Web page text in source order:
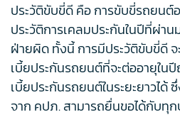
ประวัติขับขี่ดี คือ การขับขี่รถยนต์
ประวัติการเคลมประกันในปีที่ผ่าน
ฝ่ายผิด ทั้งนี้ การมีประวัติขับขี่ดี
เบี้ยประกันรถยนต์ที่จะต่ออายุใน
เบี้ยประกันรถยนต์ในระยะยาวไ
จาก คปภ. สามารถยื่นขอได้กับทุ